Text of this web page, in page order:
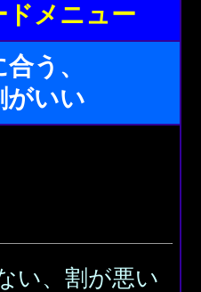
ドメニュー
う、
いい
い、割が悪い